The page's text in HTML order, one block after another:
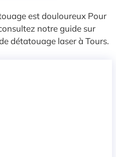
est douloureux Pour
notre guide sur
détatouage laser à Tours.